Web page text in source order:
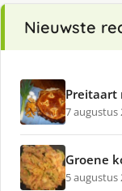
Nieuwste
Preitaart
7 augustus
Groene
5 augustus